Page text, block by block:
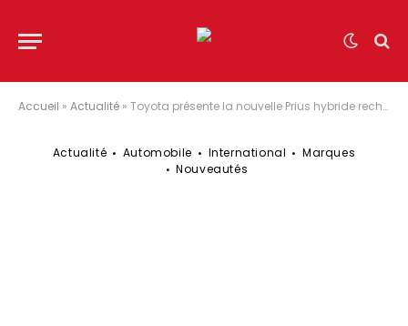
Accueil » Actualité » Toyota présente la nouvelle Prius hybride rechargeable
Actualité Automobile International
Marques
Nouveautés